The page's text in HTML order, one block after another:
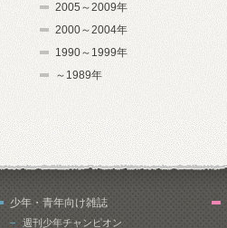
2005～2009年
2000～2004年
1990～1999年
～1989年
少年・青年向け雑誌
週刊少年チャンピオン